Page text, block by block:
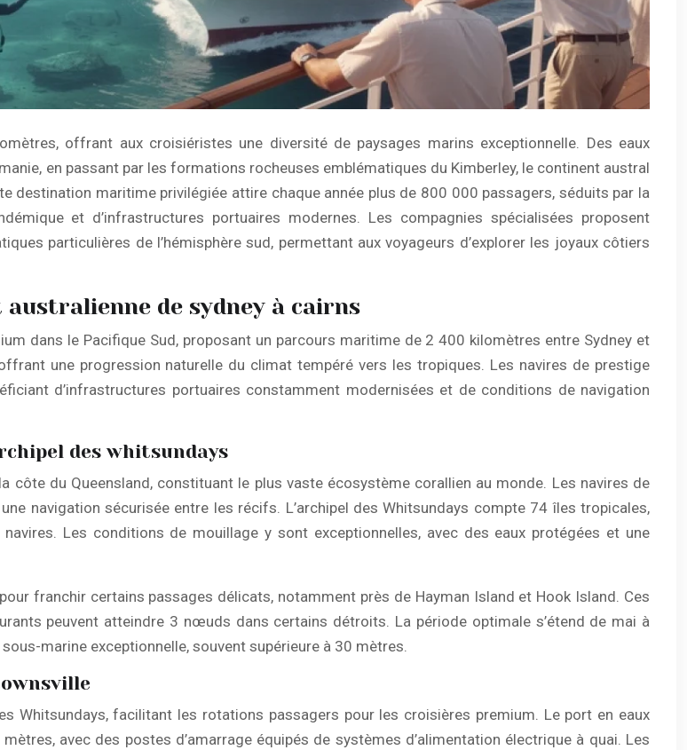
offrant aux croisiéristes une diversité de paysages marins exceptionnelle. Des eaux
en passant par les formations rocheuses emblématiques du Kimberley, le continent austral
destination maritime privilégiée attire chaque année plus de 800 000 passagers, séduits par la
et d’infrastructures portuaires modernes. Les compagnies spécialisées proposent
particulières de l’hémisphère sud, permettant aux voyageurs d’explorer les joyaux côtiers
de sydney à cairns
dans le Pacifique Sud, proposant un parcours maritime de 2 400 kilomètres entre Sydney et
une progression naturelle du climat tempéré vers les tropiques. Les navires de prestige
d’infrastructures portuaires constamment modernisées et de conditions de navigation
des whitsundays
côte du Queensland, constituant le plus vaste écosystème corallien au monde. Les navires de
navigation sécurisée entre les récifs. L’archipel des Whitsundays compte 74 îles tropicales,
Les conditions de mouillage y sont exceptionnelles, avec des eaux protégées et une
franchir certains passages délicats, notamment près de Hayman Island et Hook Island. Ces
peuvent atteindre 3 nœuds dans certains détroits. La période optimale s’étend de mai à
marine exceptionnelle, souvent supérieure à 30 mètres.
Whitsundays, facilitant les rotations passagers pour les croisières premium. Le port en eaux
avec des postes d’amarrage équipés de systèmes d’alimentation électrique à quai. Les